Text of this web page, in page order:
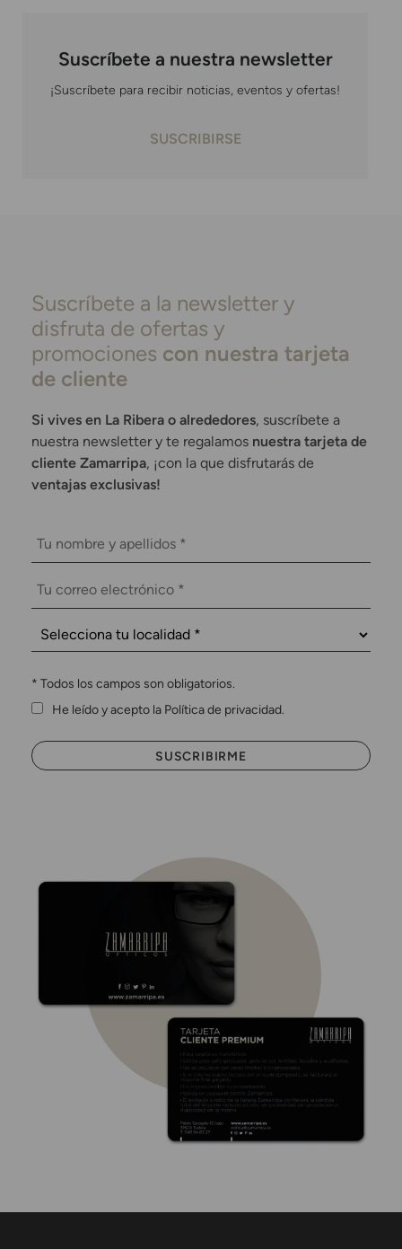
Suscríbete a nuestra newsletter
¡Suscríbete para recibir noticias, eventos y ofertas!
SUSCRIBIRSE
Suscríbete a la newsletter y
disfruta de ofertas y
promociones con nuestra tarjeta
de cliente
Si vives en La Ribera o alrededores, suscríbete a
nuestra newsletter y te regalamos nuestra tarjeta de
cliente Zamarripa, ¡con la que disfrutarás de
ventajas exclusivas!
* Todos los campos son obligatorios.
He leído y acepto la Política de privacidad.